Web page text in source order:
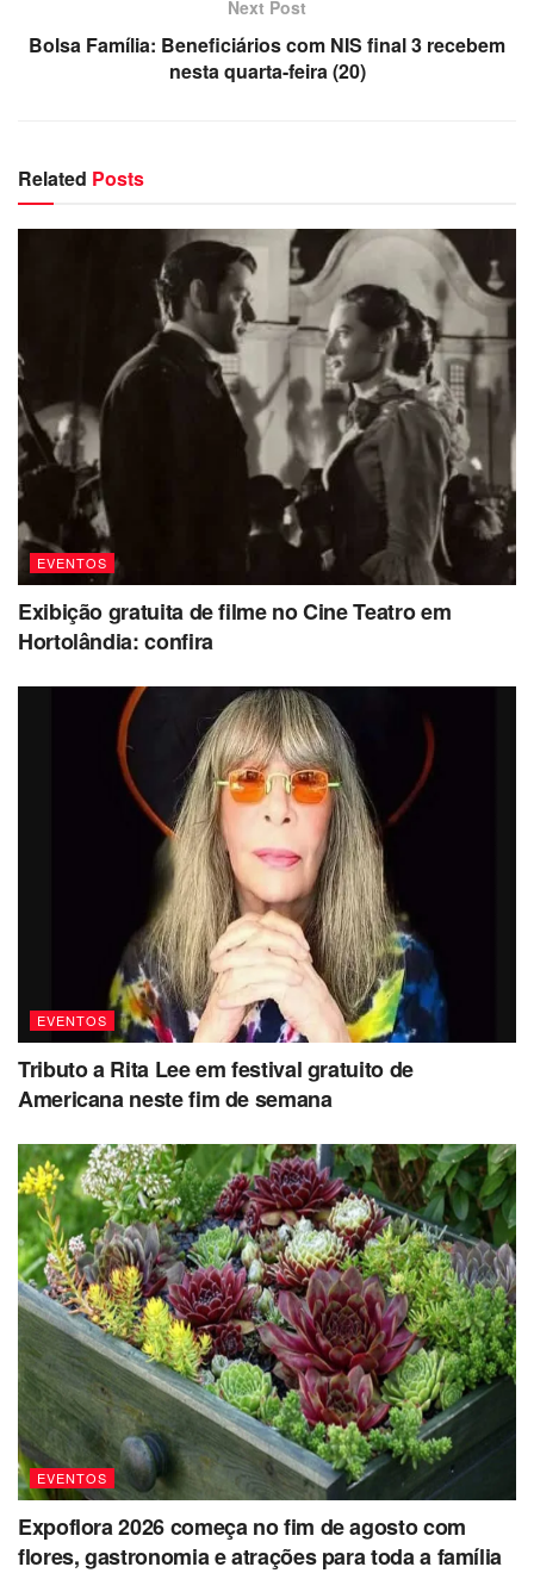
Next Post
Bolsa Família: Beneficiários com NIS final 3 recebem
nesta quarta-feira (20)
Related Posts
EVENTOS
Exibição gratuita de filme no Cine Teatro em
Hortolândia: confira
EVENTOS
Tributo a Rita Lee em festival gratuito de
Americana neste fim de semana
EVENTOS
Expoflora 2026 começa no fim de agosto com
flores, gastronomia e atrações para toda a família